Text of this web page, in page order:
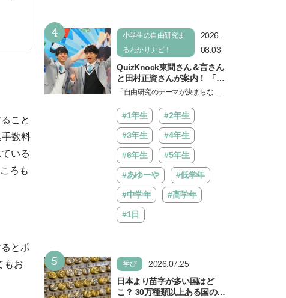
こと
数料
いる
ろも
とポ
もお
4
小学生の自由研究ま
るわかりナビ！
2026.
08.03
QuizKnock東問さん＆言さん
と田村正資さんが案内！ 「よ
みうりランド」で遊びながら
ントが開催
「自由研究のテーマが決まらな
ントをくれるイベントが、よみう
りランド「グッジョバ!!…
#1年生 #2年生
#3年生 #4年生
#6年生 #5年生
#あゆーや #低学年
#中学年 #高学年
#1日
5 学び
2026.07.25
日本より苗字が多い国はど
こ？ 30万種類以上ある国の理